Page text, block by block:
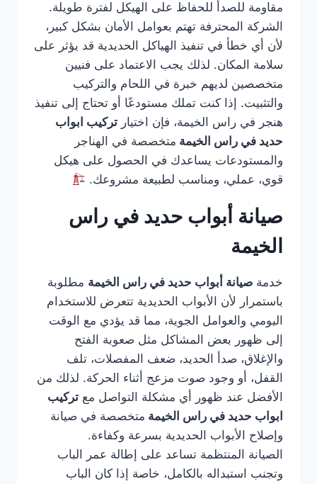
مقاومة للصدأ للحفاظ على الهيكل لفترة طويلة.
الشركة المحترفة تهتم بعوامل الأمان بشكل كبير،
لأن أي خطأ في تنفيذ الهياكل الحديدية قد يؤثر على
سلامة المكان. لذلك يجب الاعتماد على فنيين
متخصصين لديهم خبرة في اللحام والتركيب
والتثبيت. إذا كنت تملك مستودعًا أو تحتاج إلى تنفيذ
هنجر في راس الخيمة، فإن اختيار تركيب ابواب
حديد في راس الخيمة متخصصة في الهناجر
والمستودعات يساعدك في الحصول على هيكل
قوي، عملي، ومناسب لطبيعة مشروعك.
صيانة أبواب حديد في راس
الخيمة
خدمة صيانة أبواب حديد في راس الخيمة مطلوبة
باستمرار لأن الأبواب الحديدية تتعرض للاستخدام
اليومي والعوامل الجوية، مما قد يؤدي مع الوقت
إلى ظهور بعض المشاكل مثل صعوبة الفتح
والإغلاق، صدأ الحديد، ضعف المفصلات، تلف
القفل، أو وجود صوت مزعج أثناء الحركة. لذلك من
الأفضل عند ظهور أي مشكلة التواصل مع تركيب
ابواب حديد في راس الخيمة متخصصة في صيانة
وإصلاح الأبواب الحديدية بسرعة وكفاءة.
الصيانة المنتظمة تساعد على إطالة عمر الباب
وتجنب استبداله بالكامل، خاصة إذا كان الباب